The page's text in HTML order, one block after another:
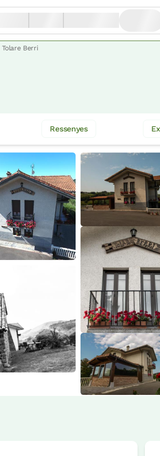
Tolare Berri
Ressenyes